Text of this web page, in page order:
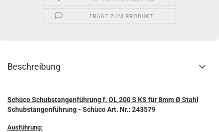
FRAGE ZUM PRODUKT
Beschreibung
Schüco Schubstangenführung f. OL 200 S KS für 8mm Ø Stahl
Schubstangenführung - Schüco Art. Nr.: 243579
Ausführung: